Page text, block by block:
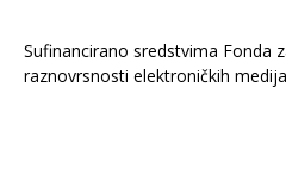
Sufinancirano sredstvima Fonda
raznovrsnosti elektroničkih